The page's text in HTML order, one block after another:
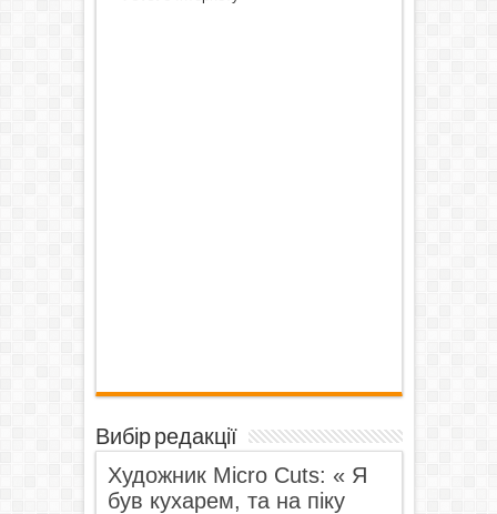
Вибір редакції
Художник Micro Cuts: « Я
був кухарем, та на піку